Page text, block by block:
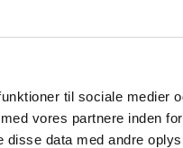
til sociale medier
vores partnere inden
data med andre